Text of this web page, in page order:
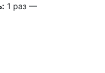
1 раз —